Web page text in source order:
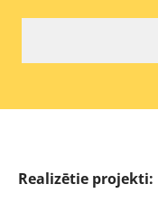
Realizētie projekti: